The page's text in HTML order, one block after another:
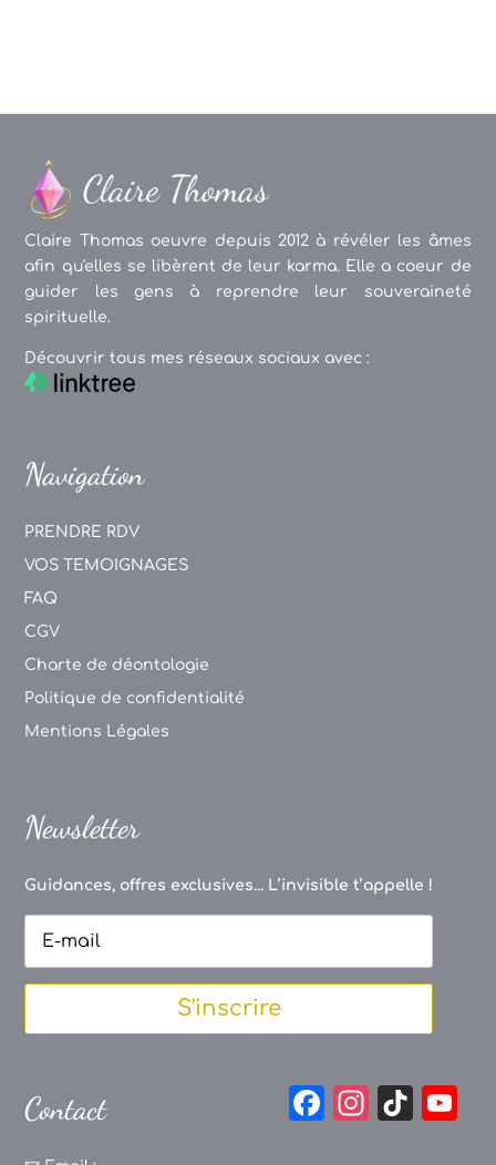
Claire Thomas oeuvre depuis 2012 à révéler les âmes
afin qu'elles se libèrent de leur karma. Elle a coeur de
guider les gens à reprendre leur souveraineté
spirituelle.
Découvrir tous mes réseaux sociaux avec :
Navigation
PRENDRE RDV
VOS TEMOIGNAGES
FAQ
CGV
Charte de déontologie
Politique de confidentialité
Mentions Légales
Newsletter
Guidances, offres exclusives... L’invisible t’appelle !
S'inscrire
Contact
F
In
Ti